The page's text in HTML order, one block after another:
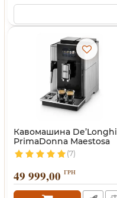
Кавомашина De’Longhi
PrimaDonna Maestosa
(7)
49 999,00 ГРН